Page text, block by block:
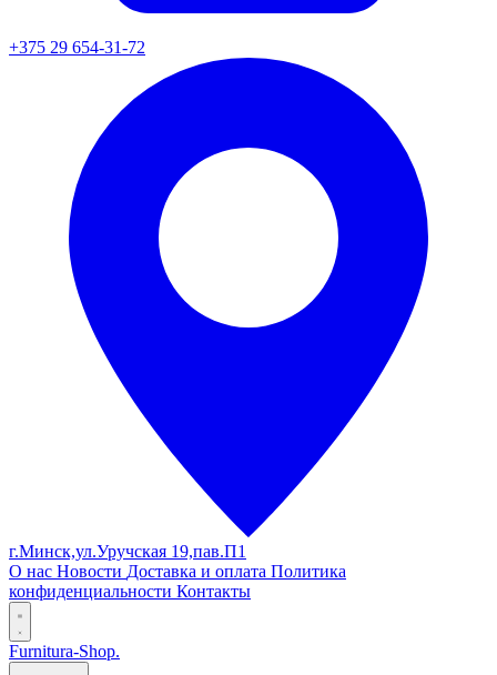
+375 29 654-31-72
г.Минск,ул.Уручская 19,пав.П1
О нас Новости Доставка и оплата Политика
конфиденциальности Контакты
Furnitura-Shop.